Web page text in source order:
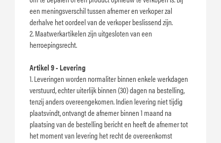
een meningsverschil tussen afnemer en verkoper zal
derhalve het oordeel van de verkoper beslissend zijn.
2. Maatwerkartikelen zijn uitgesloten van een
herroepingsrecht.
Artikel 9 - Levering
1. Leveringen worden normaliter binnen enkele werkdagen
verstuurd, echter uiterlijk binnen (30) dagen na bestelling,
tenzij anders overeengekomen. Indien levering niet tijdig
plaatsvindt, ontvangt de afnemer binnen 1 maand na
plaatsing van de bestelling bericht en heeft de afnemer tot
het moment van levering het recht de overeenkomst